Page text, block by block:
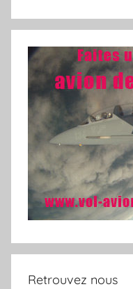
Retrouvez nous